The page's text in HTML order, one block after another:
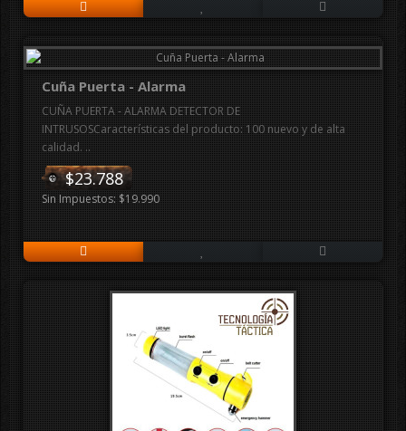
Cuña Puerta - Alarma
CUÑA PUERTA - ALARMA DETECTOR DE
INTRUSOSCaracterísticas del producto: 100 nuevo y de alta
calidad. ..
$23.788
Sin Impuestos: $19.990